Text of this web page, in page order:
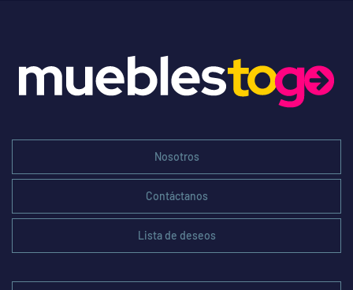
Nosotros
Contáctanos
Lista de deseos